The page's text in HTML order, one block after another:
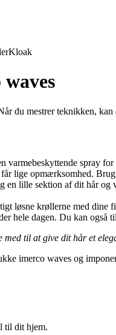
Kloak
du mestrer teknikken,
varmebeskyttende spray
lige opmærksomhed.
en lille sektion af dit hår
løsne krøllerne med dine
hele dagen. Du kan
til at give dit hår et
imerco waves og
til dit hjem.